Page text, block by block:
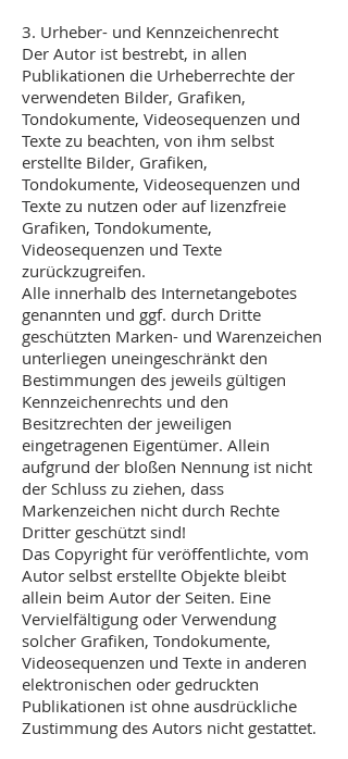
3. Urheber- und Kennzeichenrecht
Der Autor ist bestrebt, in allen
Publikationen die Urheberrechte der
verwendeten Bilder, Grafiken,
Tondokumente, Videosequenzen und
Texte zu beachten, von ihm selbst
erstellte Bilder, Grafiken,
Tondokumente, Videosequenzen und
Texte zu nutzen oder auf lizenzfreie
Grafiken, Tondokumente,
Videosequenzen und Texte
zurückzugreifen.
Alle innerhalb des Internetangebotes
genannten und ggf. durch Dritte
geschützten Marken- und Warenzeichen
unterliegen uneingeschränkt den
Bestimmungen des jeweils gültigen
Kennzeichenrechts und den
Besitzrechten der jeweiligen
eingetragenen Eigentümer. Allein
aufgrund der bloßen Nennung ist nicht
der Schluss zu ziehen, dass
Markenzeichen nicht durch Rechte
Dritter geschützt sind!
Das Copyright für veröffentlichte, vom
Autor selbst erstellte Objekte bleibt
allein beim Autor der Seiten. Eine
Vervielfältigung oder Verwendung
solcher Grafiken, Tondokumente,
Videosequenzen und Texte in anderen
elektronischen oder gedruckten
Publikationen ist ohne ausdrückliche
Zustimmung des Autors nicht gestattet.